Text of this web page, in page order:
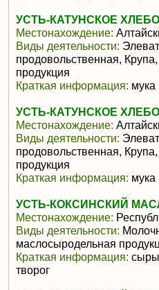
УСТЬ-КАТУНСКОЕ
Местонахождение:
Виды деятельности:
продовольственная,
продукция
Краткая информация:
УСТЬ-КАТУНСКОЕ
Местонахождение:
Виды деятельности:
продовольственная,
продукция
Краткая информация:
УСТЬ-КОКСИНСКИЙ
Местонахождение:
Виды деятельности:
маслосыродельная
Краткая информация:
творог